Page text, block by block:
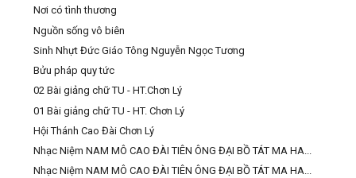
Nơi có tình thương
Nguồn sống vô biên
Sinh Nhựt Đức Giáo Tông Nguyễn Ngọc Tương
Bửu pháp quy tức
02 Bài giảng chữ TU - HT.Chơn Lý
01 Bài giảng chữ TU - HT. Chơn Lý
Hội Thánh Cao Đài Chơn Lý
Nhạc Niệm NAM MÔ CAO ĐÀI TIÊN ÔNG ĐẠI BỒ TÁT MA HA...
Nhạc Niệm NAM MÔ CAO ĐÀI TIÊN ÔNG ĐẠI BỒ TÁT MA HA...